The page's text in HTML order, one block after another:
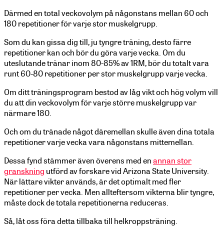
Därmed en total veckovolym på någonstans mellan 60 och
180 repetitioner för varje stor muskelgrupp.
Som du kan gissa dig till, ju tyngre träning, desto färre
repetitioner kan och bör du göra varje vecka. Om du
uteslutande tränar inom 80-85% av 1RM, bör du totalt vara
runt 60-80 repetitioner per stor muskelgrupp varje vecka.
Om ditt träningsprogram bestod av låg vikt och hög volym vill
du att din veckovolym för varje större muskelgrupp var
närmare 180.
Och om du tränade något däremellan skulle även dina totala
repetitioner varje vecka vara någonstans mittemellan.
Dessa fynd stämmer även överens med enannan stor
granskning utförd av forskare vid Arizona State University.
När lättare vikter används, är det optimalt med fler
repetitioner per vecka. Men allteftersom vikterna blir tyngre,
måste dock de totala repetitionerna reduceras.
Så, låt oss föra detta tillbaka till helkroppsträning.